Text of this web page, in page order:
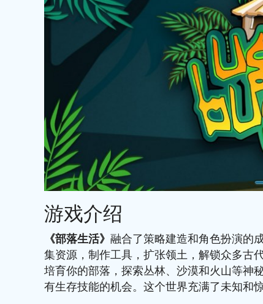
游戏介绍
《部落生活》 融合了策略建造和角色扮演的
集资源，制作工具，扩张领土，解锁众多古
培育你的部落，探索丛林、沙漠和火山等神
有生存技能的机会。这个世界充满了未知和